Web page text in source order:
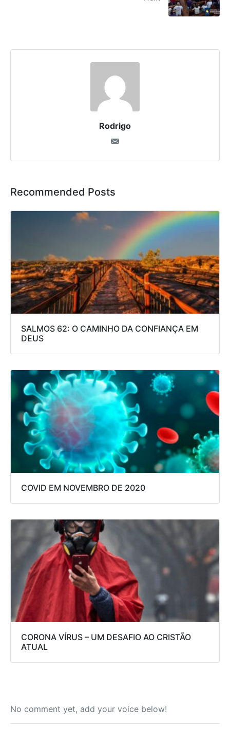
Rodrigo
Recommended Posts
SALMOS 62: O CAMINHO DA CONFIANÇA EM
DEUS
COVID EM NOVEMBRO DE 2020
CORONA VÍRUS – UM DESAFIO AO CRISTÃO
ATUAL
No comment yet, add your voice below!